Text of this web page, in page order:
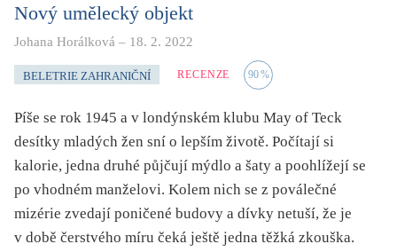
Nový umělecký objekt
Johana Horálková – 18. 2. 2022
BELETRIE ZAHRANIČNÍ RECENZE 90%
Píše se rok 1945 a v londýnském klubu May of Teck
desítky mladých žen sní o lepším životě. Počítají si
kalorie, jedna druhé půjčují mýdlo a šaty a poohlížejí se
po vhodném manželovi. Kolem nich se z poválečné
mizérie zvedají poničené budovy a dívky netuší, že je
v době čerstvého míru čeká ještě jedna těžká zkouška.